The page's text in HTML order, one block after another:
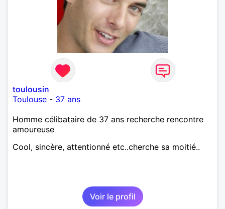
toulousin
Toulouse - 37 ans
Homme célibataire de 37 ans recherche rencontre
amoureuse
Cool, sincère, attentionné etc..cherche sa moitié..
Voir le profil